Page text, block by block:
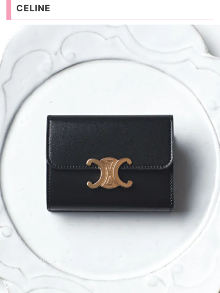
CELINE